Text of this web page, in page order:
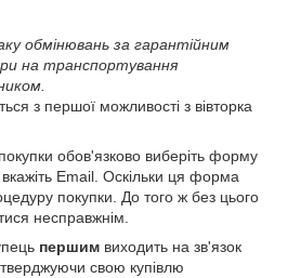
обмінювань за гарантійним
на транспортування
з першої можливості з вівторка
обов'язково виберіть форму
Email. Оскільки ця форма
покупки. До того ж без цього
несправжнім.
першим виходить на зв'язок
свою купівлю